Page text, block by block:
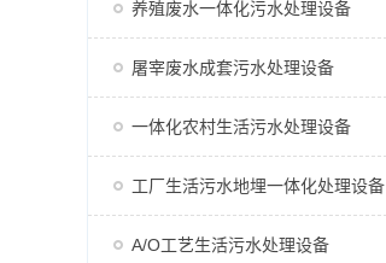
养殖废水一体化污水处理设备
屠宰废水成套污水处理设备
一体化农村生活污水处理设备
工厂生活污水地埋一体化处理设备
A/O工艺生活污水处理设备